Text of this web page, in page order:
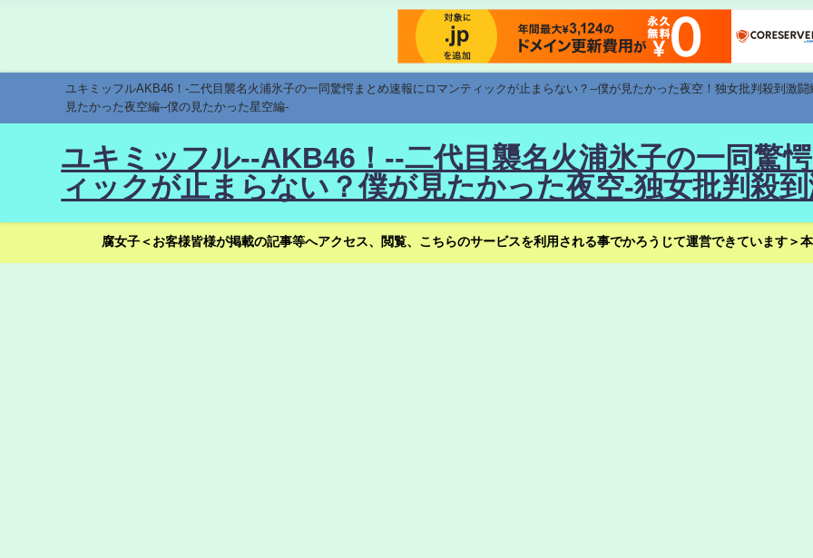
ユキミッフルAKB46！-二代目襲名火浦氷子の一同驚愕まとめ速報にロマンティックが止まらない？--僕が見たかった夜空！独女批判殺到激
見たかった夜空編--僕の見たかった星空編-
ユキミッフル--AKB46！--二代目襲名火浦氷子の一同驚
ィックが止まらない？僕が見たかった夜空-独女批判殺
腐女子＜お客様皆様が掲載の記事等へアクセス、閲覧、こちらのサービスを利用される事でかろうじて運営できています＞